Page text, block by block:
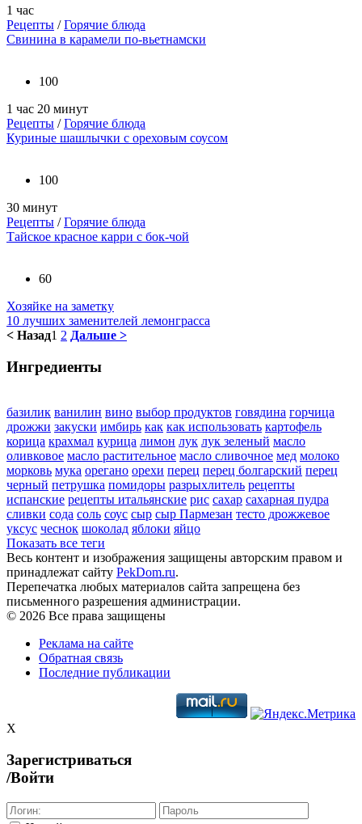
1 час
Рецепты /Горячие блюда
Свинина в карамели по-вьетнамски
100
1 час 20 минут
Рецепты /Горячие блюда
Куриные шашлычки с ореховым соусом
100
30 минут
Рецепты /Горячие блюда
Тайское красное карри с бок-чой
60
Хозяйке на заметку
10 лучших заменителей лемонграсса
< Назад1 2 Дальше >
Ингредиенты
базилик ванилин вино выбор продуктов говядина горчица
дрожжи закуски имбирь как как использовать картофель
корица крахмал курица лимон лук лук зеленый масло
оливковое масло растительное масло сливочное мед молоко
морковь мука орегано орехи перец перец болгарский перец
черный петрушка помидоры разрыхлитель рецепты
испанские рецепты итальянские рис сахар сахарная пудра
сливки сода соль соус сыр сыр Пармезан тесто дрожжевое
уксус чеснок шоколад яблоки яйцо
Показать все теги
Весь контент и изображения защищены авторским правом и
принадлежат сайту PekDom.ru.
Перепечатка любых материалов сайта запрещена без
письменного разрешения администрации.
© 2026 Все права защищены
Реклама на сайте
Обратная связь
Последние публикации
X
Зарегистриваться
/Войти